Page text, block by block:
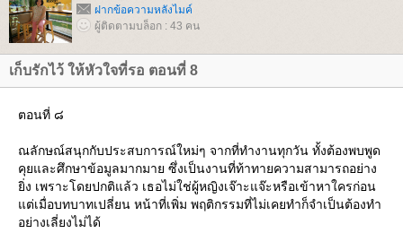
ฝากข้อความหลังไมค์
ผู้ติดตามบล็อก : 43 คน
เก็บรักไว้ ให้หัวใจที่รอ ตอนที่ 8
ตอนที่ ๘
ณลักษณ์สนุกกับประสบการณ์ใหม่ๆ จากที่ทำงานทุกวัน ทั้งต้องพบพูด
คุยและศึกษาข้อมูลมากมาย ซึ่งเป็นงานที่ท้าทายความสามารถอย่าง
ิ่ง เพราะโดยปกติแล้ว เธอไม่ใช่ผู้หญิงเจ๊าะแจ๊ะหรือเข้าหาใครก่อน
ต่เมื่อบทบาทเปลี่ยน หน้าที่เพิ่ม พฤติกรรมที่ไม่เคยทำก็จำเป็นต้องทำ
อย่างเลี่ยงไม่ได้